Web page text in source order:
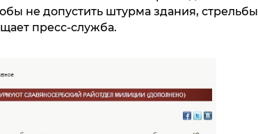
не допустить штурма здания,
пресс-служба.